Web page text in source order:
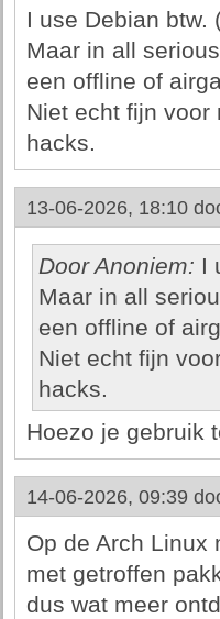
I use Debian btw.
Maar in all
een offline of
Niet echt fijn voor
hacks.
13-06-2026, 18:10
Door Anoniem: I
Maar in all
een offline of
Niet echt fijn
hacks.
Hoezo je gebruik
14-06-2026, 09:39
Op de Arch Linux
met getroffen
dus wat meer